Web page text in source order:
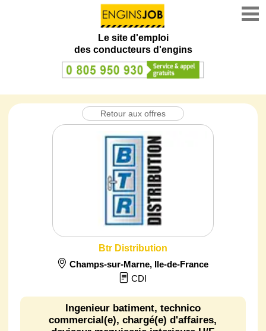
Le site d'emploi
des conducteurs d'engins
Retour aux offres
Btr Distribution
Champs-sur-Marne, Ile-de-France
CDI
Ingenieur batiment, technico
commercial(e), chargé(e) d'affaires,